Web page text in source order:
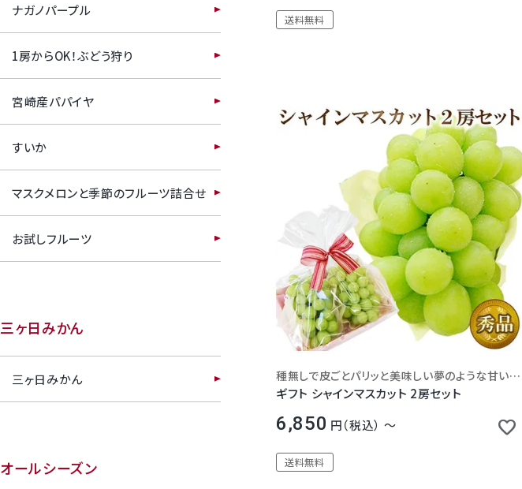
送料無料
種無しで皮ごとパリッと美味しい夢のような甘いぶどう！
ギフト シャインマスカット 2房セット
6,850 税込 〜
送料無料
ナガノパープル
1房からOK！ぶどう狩り
宮崎産パパイヤ
すいか
マスクメロンと季節のフルーツ詰合せ
お試しフルーツ
三ヶ日みかん
三ヶ日みかん
オールシーズン